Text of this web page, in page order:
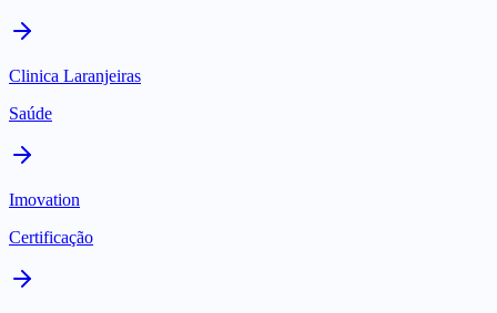
Clinica Laranjeiras
Saúde
Imovation
Certificação